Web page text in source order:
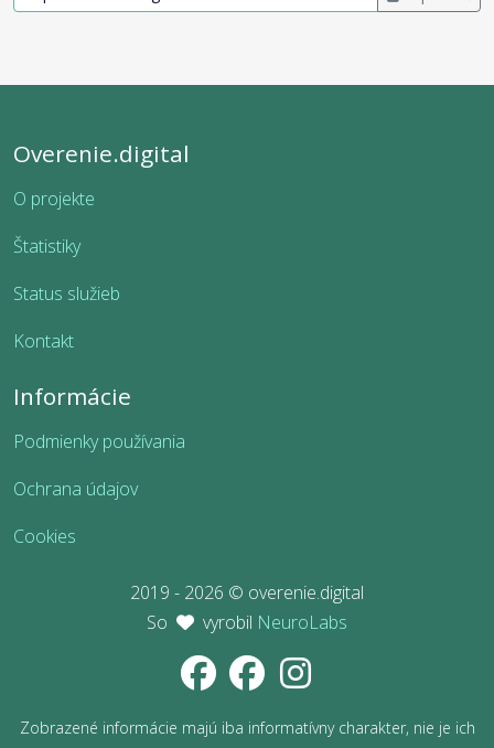
Overenie.digital
O projekte
Štatistiky
Status služieb
Kontakt
Informácie
Podmienky používania
Ochrana údajov
Cookies
2019 - 2026 © overenie.digital
So
vyrobil NeuroLabs
Zobrazené informácie majú iba informatívny charakter, nie je ich